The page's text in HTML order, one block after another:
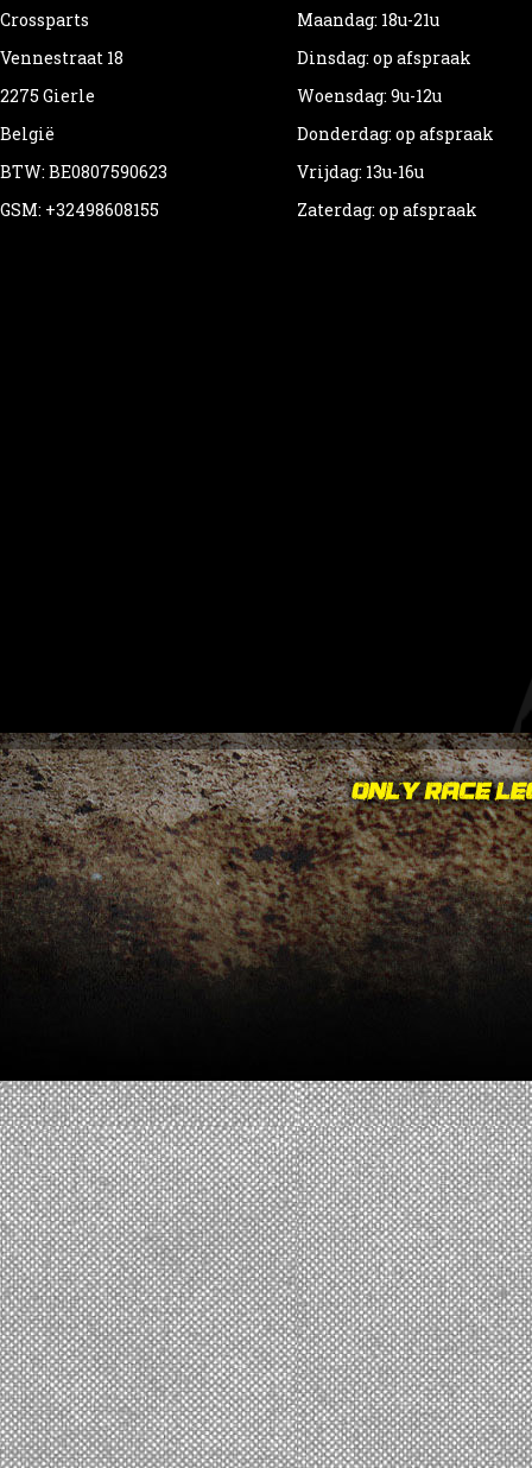
Crossparts
Vennestraat 18
2275 Gierle
België
BTW: BE0807590623
GSM: +32498608155
Maandag: 18u-21u
Dinsdag: op afspraak
Woensdag: 9u-12u
Donderdag: op afspraak
Vrijdag: 13u-16u
Zaterdag: op afspraak